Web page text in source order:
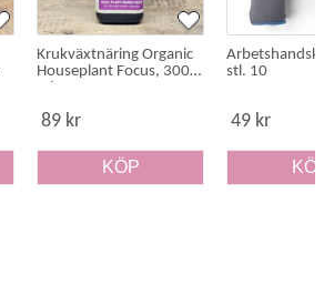
Krukväxtnäring Organic
Houseplant Focus, 300
89 kr
KÖP
stl. 10
49 kr